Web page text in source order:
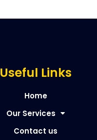
Useful Links
Home
Our Services
Contact us